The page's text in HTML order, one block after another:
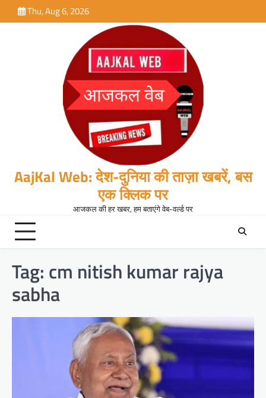
to
Thu, Aug 6, 2026
AajKal Web: देश-दुनिया की ताज़ा खबरें, बस
एक क्लिक पर
आजकल की हर खबर, हम बताएंगे वेब-वर्ल्ड पर
Tag: cm nitish kumar rajya
sabha